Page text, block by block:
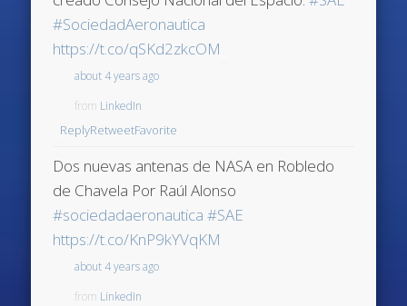
#SociedadAeronautica
https://t.co/qSKd2zkcOM
about 4 years ago
from LinkedIn
ReplyRetweetFavorite
Dos nuevas antenas de NASA en Robledo
de Chavela Por Raúl Alonso
#sociedadaeronautica #SAE
https://t.co/KnP9kYVqKM
about 4 years ago
from LinkedIn